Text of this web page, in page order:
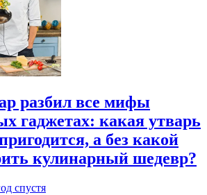
разбил все мифы
гаджетах: какая утварь
а без какой
кулинарный шедевр?
спустя